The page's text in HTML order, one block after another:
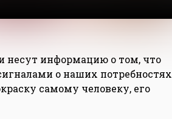
информацию о том, что
о наших потребностях
самому человеку, его